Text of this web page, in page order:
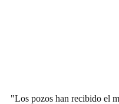
"Los pozos han recibido el